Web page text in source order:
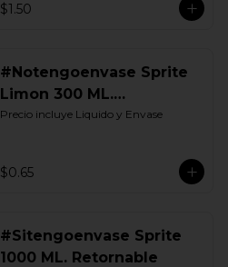
$1.50
#Notengoenvase Sprite
Limon 300 ML.
Retornable
Precio incluye Liquido y Envase
$0.65
#Sitengoenvase Sprite
1000 ML. Retornable